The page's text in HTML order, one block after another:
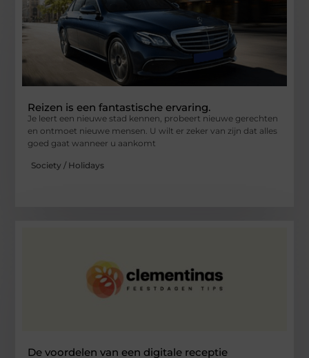
Reizen is een fantastische ervaring.
Je leert een nieuwe stad kennen, probeert nieuwe gerechten
en ontmoet nieuwe mensen. U wilt er zeker van zijn dat alles
goed gaat wanneer u aankomt
Society / Holidays
De voordelen van een digitale receptie